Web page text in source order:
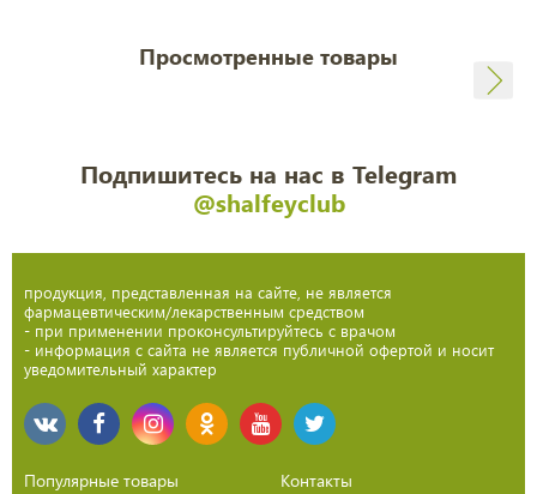
Просмотренные товары
Подпишитесь на нас в Telegram
@shalfeyclub
продукция, представленная на сайте, не является
фармацевтическим/лекарственным средством
- при применении проконсультируйтесь с врачом
- информация с сайта не является публичной офертой и носит
уведомительный характер
Популярные товары
Контакты